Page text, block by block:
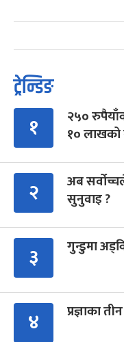
ट्रेन्डिङ
१
२५०
१० लाखको
२
अब
सुनुवाइ ?
३ गुन्डुमा
४ प्रज्ञाका